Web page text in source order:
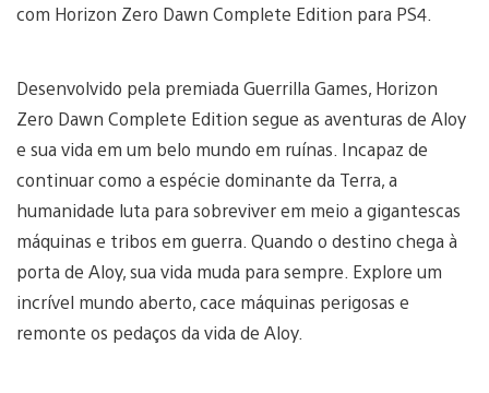
com Horizon Zero Dawn Complete Edition para PS4.
Desenvolvido pela premiada Guerrilla Games, Horizon
Zero Dawn Complete Edition segue as aventuras de Aloy
e sua vida em um belo mundo em ruínas. Incapaz de
continuar como a espécie dominante da Terra, a
humanidade luta para sobreviver em meio a gigantescas
máquinas e tribos em guerra. Quando o destino chega à
porta de Aloy, sua vida muda para sempre. Explore um
incrível mundo aberto, cace máquinas perigosas e
remonte os pedaços da vida de Aloy.